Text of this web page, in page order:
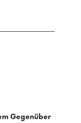
Gegenüber